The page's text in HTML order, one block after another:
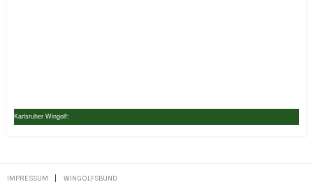
Karlsruher Wingolf:
IMPRESSUM WINGOLFSBUND